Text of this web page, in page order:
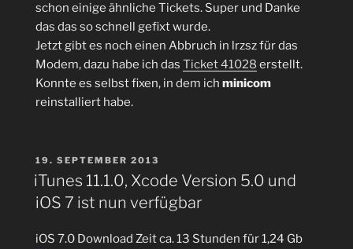
schon einige ähnliche Tickets. Super und Danke
das das so schnell gefixt wurde.
Jetzt gibt es noch einen Abbruch in lrzsz für das
Modem, dazu habe ich das Ticket 41028 erstellt.
Konnte es selbst fixen, in dem ich minicom
reinstalliert habe.
VERÖFFENTLICHT
AM
19. SEPTEMBER 2013
iTunes 11.1.0, Xcode Version 5.0 und
iOS 7 ist nun verfügbar
iOS 7.0 Download Zeit ca. 13 Stunden für 1,24 Gb